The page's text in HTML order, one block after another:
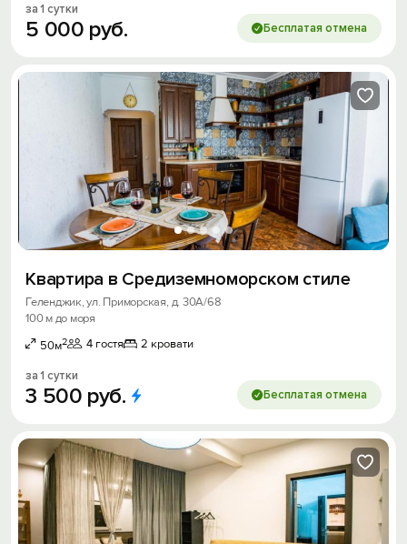
за 1 сутки
5 000 руб. Бесплатая отмена
Квартира в Средиземноморском стиле
Геленджик, ул. Приморская, д. 30А/68
100 м до моря
50м2 4 гостя 2 кровати
за 1 сутки
3 500 руб. Бесплатая отмена